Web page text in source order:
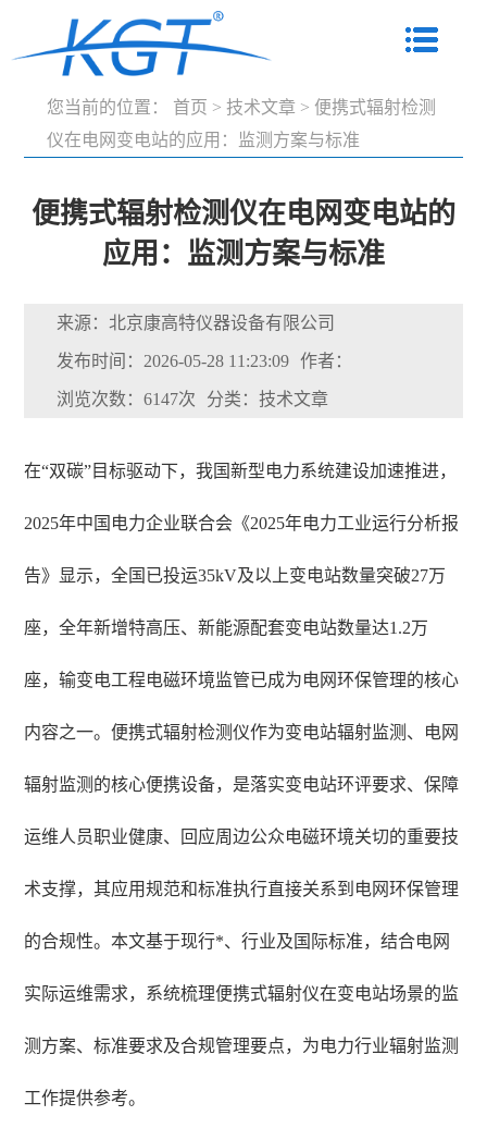
您当前的位置： 首页 > 技术文章 > 便携式辐射检测
仪在电网变电站的应用：监测方案与标准
便携式辐射检测仪在电网变电站的
应用：监测方案与标准
来源：北京康高特仪器设备有限公司
发布时间：2026-05-28 11:23:09 作者：
浏览次数：6147次 分类：技术文章
在“双碳”目标驱动下，我国新型电力系统建设加速推进，
2025年中国电力企业联合会《2025年电力工业运行分析报
告》显示，全国已投运35kV及以上变电站数量突破27万
座，全年新增特高压、新能源配套变电站数量达1.2万
座，输变电工程电磁环境监管已成为电网环保管理的核心
内容之一。便携式辐射检测仪作为变电站辐射监测、电网
辐射监测的核心便携设备，是落实变电站环评要求、保障
运维人员职业健康、回应周边公众电磁环境关切的重要技
术支撑，其应用规范和标准执行直接关系到电网环保管理
的合规性。本文基于现行*、行业及国际标准，结合电网
实际运维需求，系统梳理便携式辐射仪在变电站场景的监
测方案、标准要求及合规管理要点，为电力行业辐射监测
工作提供参考。